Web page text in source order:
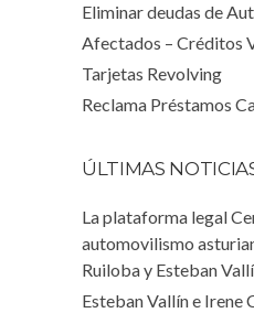
Eliminar deudas de
Afectados – Créditos
Tarjetas Revolving
Reclama Préstamos
ÚLTIMAS
La plataforma legal
automovilismo
Ruiloba y Esteban
Esteban Vallín e Irene